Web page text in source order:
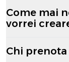
Come mai
vorrei
Chi